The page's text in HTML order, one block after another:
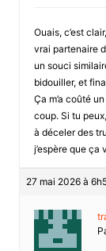
Ouais, c’est
vrai partenaire
un souci
bidouiller, et
Ça m’a coûté
coup. Si tu
à déceler des
j’espère que ça
27 mai 2026 à